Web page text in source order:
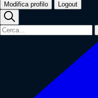
Modifica profilo Logout